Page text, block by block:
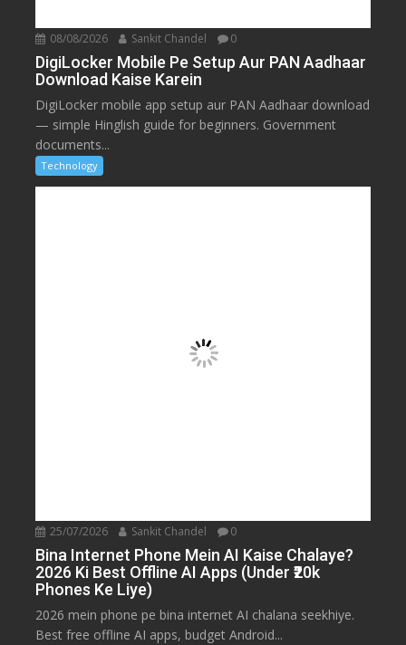
08/08/2026 Sankit Chandel 0
DigiLocker Mobile Pe Setup Aur PAN Aadhaar
Download Kaise Karein
DigiLocker mobile app setup aur PAN Aadhaar download
— simple Hinglish guide for beginners. Government
documents...
Technology
25/07/2026 Sankit Chandel 0
Bina Internet Phone Mein AI Kaise Chalaye?
2026 Ki Best Offline AI Apps (Under ₹20k
Phones Ke Liye)
2026 mein phone pe bina internet AI chalana seekhiye.
Best free offline AI apps, budget Android...